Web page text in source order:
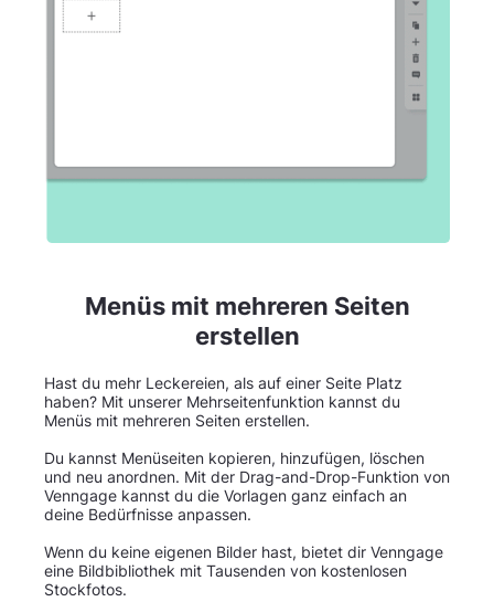
Menüs mit mehreren Seiten
erstellen
Hast du mehr Leckereien, als auf einer Seite Platz
haben? Mit unserer Mehrseitenfunktion kannst du
Menüs mit mehreren Seiten erstellen.
Du kannst Menüseiten kopieren, hinzufügen, löschen
und neu anordnen. Mit der Drag-and-Drop-Funktion von
Venngage kannst du die Vorlagen ganz einfach an
deine Bedürfnisse anpassen.
Wenn du keine eigenen Bilder hast, bietet dir Venngage
eine Bildbibliothek mit Tausenden von kostenlosen
Stockfotos.